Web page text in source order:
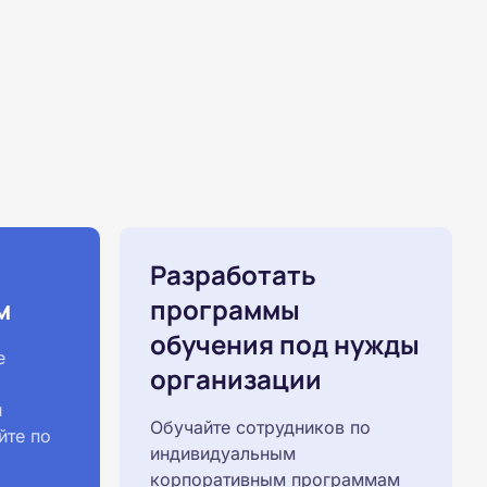
по
Разработать
программы
обучения под нужды
организации
Обучайте сотрудников по
индивидуальным
корпоративным программам